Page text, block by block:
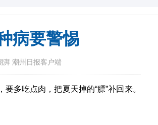
病要警惕
湃 潮州日报客户端
多吃点肉，把夏天掉的“膘”补回来。